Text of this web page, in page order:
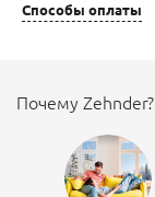
Способы оплаты
Почему Zehnder?